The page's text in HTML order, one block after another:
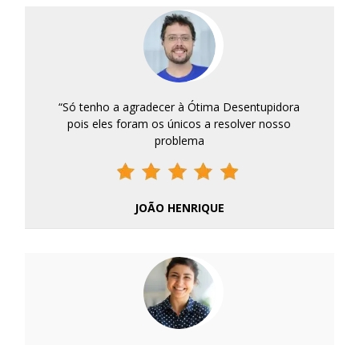
“Só tenho a agradecer à Ótima Desentupidora
pois eles foram os únicos a resolver nosso
problema
JOÃO HENRIQUE